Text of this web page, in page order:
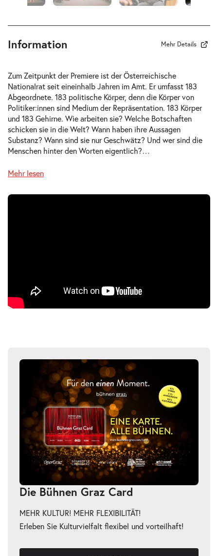
Information Mehr Details
Zum Zeitpunkt der Premiere ist der Österreichische
Nationalrat seit eineinhalb Jahren im Amt. Er umfasst 183
Abgeordnete. 183 politische Körper, denn die Körper von
Politiker:innen sind Medium der Repräsentation. 183 Körper
und 183 Gehirne. Wie arbeiten sie? Welche Botschaften
schicken sie in die Welt? Wann haben ihre Aussagen
Substanz? Wann sind sie nur Geschwätz? Und wer sind die
Menschen hinter den Worten eigentlich?…
Mehr lesen
Die Bühnen Graz Card
MEHR KULTUR! MEHR FLEXIBILITÄT!
Erleben Sie Kulturvielfalt flexibel und vorteilhaft!